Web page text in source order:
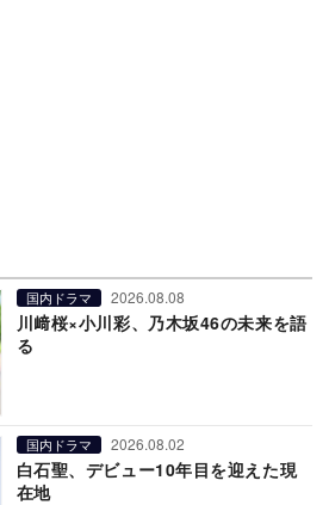
国内ドラマ 2026.08.08
川﨑桜×小川彩、乃木坂46の未来を語
る
国内ドラマ 2026.08.02
白石聖、デビュー10年目を迎えた現
在地